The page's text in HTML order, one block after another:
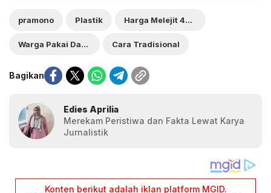
pramono Plastik Harga Melejit 40%
Warga Pakai Daun Pisang Cara Tradisional
Bagikan
Edies Aprilia
Merekam Peristiwa dan Fakta Lewat Karya
Jurnalistik